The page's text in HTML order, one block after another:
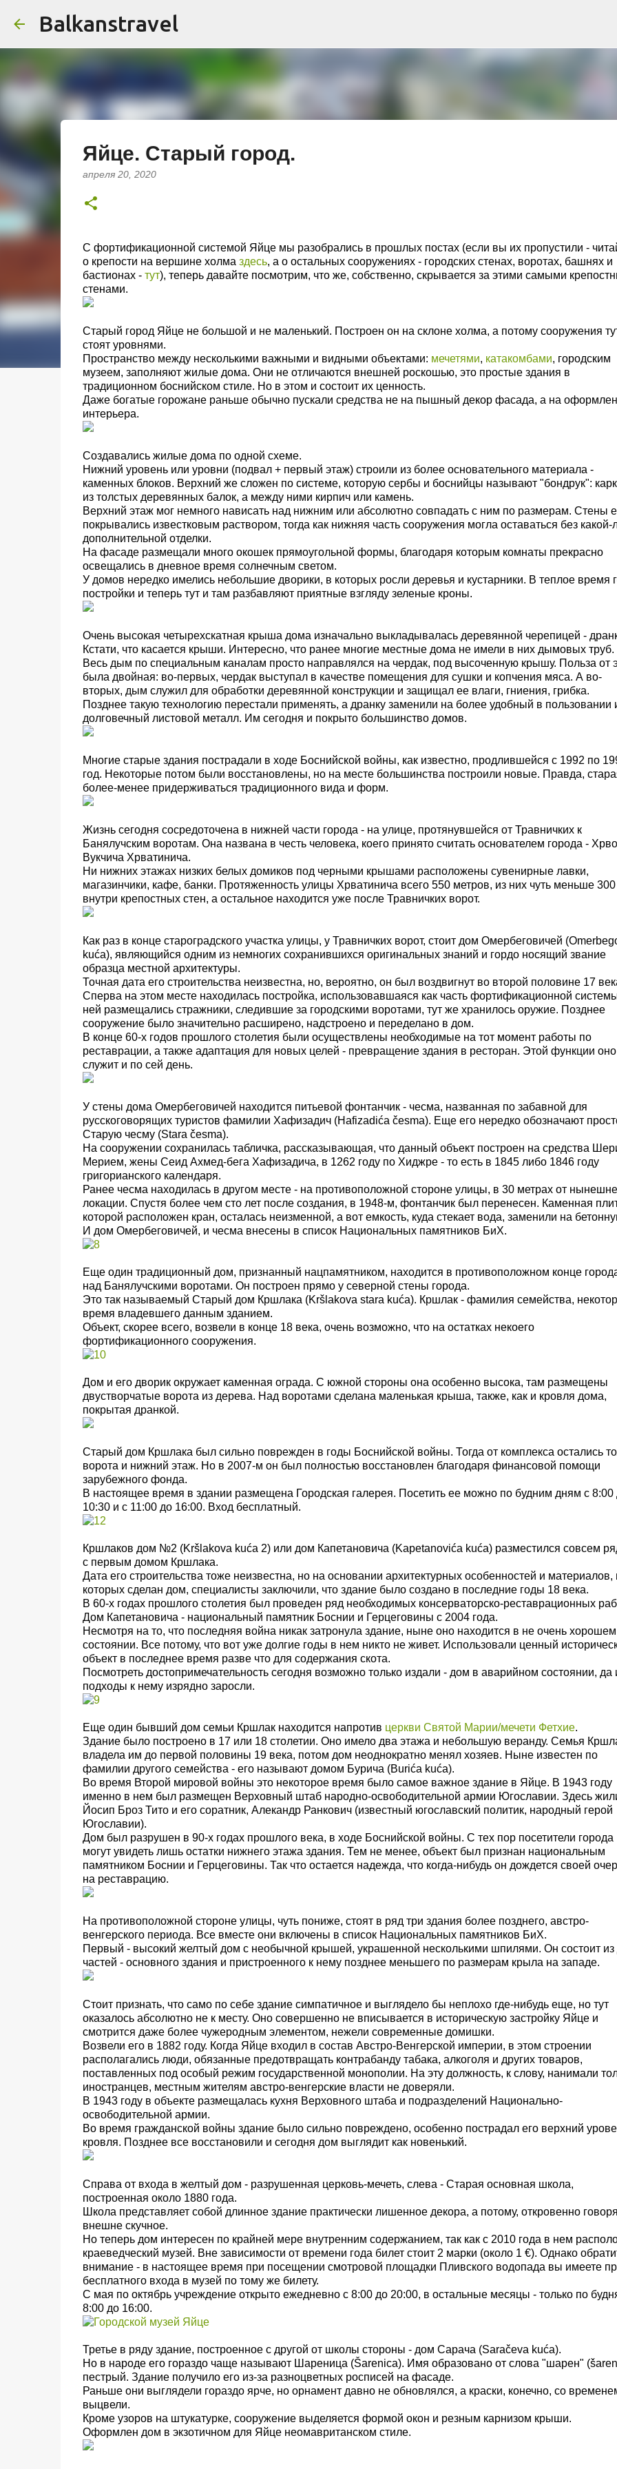
Balkanstravel
Яйце. Старый город.
апреля 20, 2020
С фортификационной системой Яйце мы разобрались в прошлых постах (если вы их пропустили -
о крепости на вершине холма здесь, а о остальных сооружениях - городских стенах, воротах, башнях и
бастионах - тут), теперь давайте посмотрим, что же, собственно, скрывается за этими самыми
стенами.
Старый город Яйце не большой и не маленький. Построен он на склоне холма, а потому сооружения
стоят уровнями.
Пространство между несколькими важными и видными объектами: мечетями, катакомбами, городским
музеем, заполняют жилые дома. Они не отличаются внешней роскошью, это простые здания в
традиционном боснийском стиле. Но в этом и состоит их ценность.
Даже богатые горожане раньше обычно пускали средства не на пышный декор фасада, а на
интерьера.
Создавались жилые дома по одной схеме.
Нижний уровень или уровни (подвал + первый этаж) строили из более основательного материала -
каменных блоков. Верхний же сложен по системе, которую сербы и боснийцы называют "бондрук":
из толстых деревянных балок, а между ними кирпич или камень.
Верхний этаж мог немного нависать над нижним или абсолютно совпадать с ним по размерам. Стены
покрывались известковым раствором, тогда как нижняя часть сооружения могла оставаться без какой-
дополнительной отделки.
На фасаде размещали много окошек прямоугольной формы, благодаря которым комнаты прекрасно
освещались в дневное время солнечным светом.
У домов нередко имелись небольшие дворики, в которых росли деревья и кустарники. В теплое время
постройки и теперь тут и там разбавляют приятные взгляду зеленые кроны.
Очень высокая четырехскатная крыша дома изначально выкладывалась деревянной черепицей -
Кстати, что касается крыши. Интересно, что ранее многие местные дома не имели в них дымовых труб.
Весь дым по специальным каналам просто направлялся на чердак, под высоченную крышу. Польза от
была двойная: во-первых, чердак выступал в качестве помещения для сушки и копчения мяса. А во-
вторых, дым служил для обработки деревянной конструкции и защищал ее влаги, гниения, грибка.
Позднее такую технологию перестали применять, а дранку заменили на более удобный в пользовании
долговечный листовой металл. Им сегодня и покрыто большинство домов.
Многие старые здания пострадали в ходе Боснийской войны, как известно, продлившейся с 1992 по
год. Некоторые потом были восстановлены, но на месте большинства построили новые. Правда,
более-менее придерживаться традиционного вида и форм.
Жизнь сегодня сосредоточена в нижней части города - на улице, протянувшейся от Травничких к
Банялучским воротам. Она названа в честь человека, коего принято считать основателем города -
Вукчича Хрватинича.
Ни нижних этажах низких белых домиков под черными крышами расположены сувенирные лавки,
магазинчики, кафе, банки. Протяженность улицы Хрватинича всего 550 метров, из них чуть меньше 300
внутри крепостных стен, а остальное находится уже после Травничких ворот.
Как раз в конце староградского участка улицы, у Травничких ворот, стоит дом Омербеговичей
kuća), являющийся одним из немногих сохранившихся оригинальных знаний и гордо носящий звание
образца местной архитектуры.
Точная дата его строительства неизвестна, но, вероятно, он был воздвигнут во второй половине 17
Сперва на этом месте находилась постройка, использовавшаяся как часть фортификационной
ней размещались стражники, следившие за городскими воротами, тут же хранилось оружие. Позднее
сооружение было значительно расширено, надстроено и переделано в дом.
В конце 60-х годов прошлого столетия были осуществлены необходимые на тот момент работы по
реставрации, а также адаптация для новых целей - превращение здания в ресторан. Этой функции оно
служит и по сей день.
У стены дома Омербеговичей находится питьевой фонтанчик - чесма, названная по забавной для
русскоговорящих туристов фамилии Хафизадич (Hafizadića česma). Еще его нередко обозначают
Старую чесму (Stara česma).
На сооружении сохранилась табличка, рассказывающая, что данный объект построен на средства
Мерием, жены Сеид Ахмед-бега Хафизадича, в 1262 году по Хиджре - то есть в 1845 либо 1846 году
григорианского календаря.
Ранее чесма находилась в другом месте - на противоположной стороне улицы, в 30 метрах от
локации. Спустя более чем сто лет после создания, в 1948-м, фонтанчик был перенесен. Каменная
которой расположен кран, осталась неизменной, а вот емкость, куда стекает вода, заменили на
И дом Омербеговичей, и чесма внесены в список Национальных памятников БиХ.
Еще один традиционный дом, признанный нацпамятником, находится в противоположном конце
над Банялучскими воротами. Он построен прямо у северной стены города.
Это так называемый Старый дом Кршлака (Kršlakova stara kuća). Кршлак - фамилия семейства,
время владевшего данным зданием.
Объект, скорее всего, возвели в конце 18 века, очень возможно, что на остатках некоего
фортификационного сооружения.
Дом и его дворик окружает каменная ограда. С южной стороны она особенно высока, там размещены
двустворчатые ворота из дерева. Над воротами сделана маленькая крыша, также, как и кровля дома,
покрытая дранкой.
Старый дом Кршлака был сильно поврежден в годы Боснийской войны. Тогда от комплекса остались
ворота и нижний этаж. Но в 2007-м он был полностью восстановлен благодаря финансовой помощи
зарубежного фонда.
В настоящее время в здании размещена Городская галерея. Посетить ее можно по будним дням с 8:00
10:30 и с 11:00 до 16:00. Вход бесплатный.
Кршлаков дом №2 (Kršlakova kuća 2) или дом Капетановича (Kapetanovića kuća) разместился совсем
с первым домом Кршлака.
Дата его строительства тоже неизвестна, но на основании архитектурных особенностей и материалов,
которых сделан дом, специалисты заключили, что здание было создано в последние годы 18 века.
В 60-х годах прошлого столетия был проведен ряд необходимых консерваторско-реставрационных
Дом Капетановича - национальный памятник Боснии и Герцеговины с 2004 года.
Несмотря на то, что последняя война никак затронула здание, ныне оно находится в не очень хорошем
состоянии. Все потому, что вот уже долгие годы в нем никто не живет. Использовали ценный
объект в последнее время разве что для содержания скота.
Посмотреть достопримечательность сегодня возможно только издали - дом в аварийном состоянии, да
подходы к нему изрядно заросли.
Еще один бывший дом семьи Кршлак находится напротив церкви Святой Марии/мечети Фетхие.
Здание было построено в 17 или 18 столетии. Оно имело два этажа и небольшую веранду. Семья
владела им до первой половины 19 века, потом дом неоднократно менял хозяев. Ныне известен по
фамилии другого семейства - его называют домом Бурича (Burića kuća).
Во время Второй мировой войны это некоторое время было самое важное здание в Яйце. В 1943 году
именно в нем был размещен Верховный штаб народно-освободительной армии Югославии. Здесь
Йосип Броз Тито и его соратник, Алекандр Ранкович (известный югославский политик, народный герой
Югославии).
Дом был разрушен в 90-х годах прошлого века, в ходе Боснийской войны. С тех пор посетители города
могут увидеть лишь остатки нижнего этажа здания. Тем не менее, объект был признан национальным
памятником Боснии и Герцеговины. Так что остается надежда, что когда-нибудь он дождется своей
на реставрацию.
На противоположной стороне улицы, чуть пониже, стоят в ряд три здания более позднего, австро-
венгерского периода. Все вместе они включены в список Национальных памятников БиХ.
Первый - высокий желтый дом с необычной крышей, украшенной несколькими шпилями. Он состоит из
частей - основного здания и пристроенного к нему позднее меньшего по размерам крыла на западе.
Стоит признать, что само по себе здание симпатичное и выглядело бы неплохо где-нибудь еще, но тут
оказалось абсолютно не к месту. Оно совершенно не вписывается в историческую застройку Яйце и
смотрится даже более чужеродным элементом, нежели современные домишки.
Возвели его в 1882 году. Когда Яйце входил в состав Австро-Венгерской империи, в этом строении
располагались люди, обязанные предотвращать контрабанду табака, алкоголя и других товаров,
поставленных под особый режим государственной монополии. На эту должность, к слову, нанимали
иностранцев, местным жителям австро-венгерские власти не доверяли.
В 1943 году в объекте размещалась кухня Верховного штаба и подразделений Национально-
освободительной армии.
Во время гражданской войны здание было сильно повреждено, особенно пострадал его верхний
кровля. Позднее все восстановили и сегодня дом выглядит как новенький.
Справа от входа в желтый дом - разрушенная церковь-мечеть, слева - Старая основная школа,
построенная около 1880 года.
Школа представляет собой длинное здание практически лишенное декора, а потому, откровенно
внешне скучное.
Но теперь дом интересен по крайней мере внутренним содержанием, так как с 2010 года в нем
краеведческий музей. Вне зависимости от времени года билет стоит 2 марки (около 1 €). Однако
внимание - в настоящее время при посещении смотровой площадки Пливского водопада вы имеете
бесплатного входа в музей по тому же билету.
С мая по октябрь учреждение открыто ежедневно с 8:00 до 20:00, в остальные месяцы - только по
8:00 до 16:00.
Третье в ряду здание, построенное с другой от школы стороны - дом Сарача (Saračeva kuća).
Но в народе его гораздо чаще называют Шареница (Šarenica). Имя образовано от слова "шарен"
пестрый. Здание получило его из-за разноцветных росписей на фасаде.
Раньше они выглядели гораздо ярче, но орнамент давно не обновлялся, а краски, конечно, со
выцвели.
Кроме узоров на штукатурке, сооружение выделяется формой окон и резным карнизом крыши.
Оформлен дом в экзотичном для Яйце неомавританском стиле.